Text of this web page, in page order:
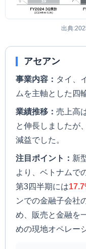
出典
アセアン
事業内容： タイ、
ムを主軸とした四
業績推移： 売上高
と伸長しましたが
減益でした。
注目ポイント： 新
より、ベトナムで
第3四半期には
ンでの金融子会社
め、販売と金融を
めの現地オペレー